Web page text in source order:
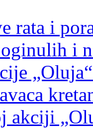
rata i
i
akciji